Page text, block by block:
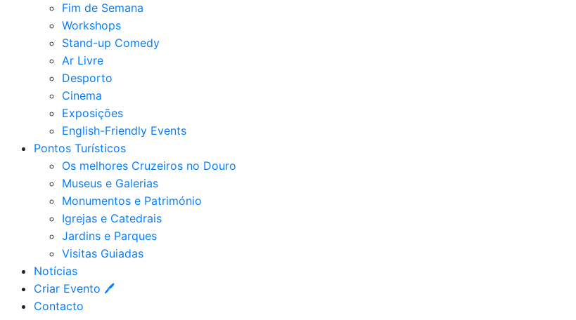
Fim de Semana
Workshops
Stand-up Comedy
Ar Livre
Desporto
Cinema
Exposições
English-Friendly Events
Pontos Turísticos
Os melhores Cruzeiros no Douro​
Museus e Galerias
Monumentos e Património
Igrejas e Catedrais
Jardins e Parques
Visitas Guiadas
Notícias
Criar Evento 🖊
Contacto